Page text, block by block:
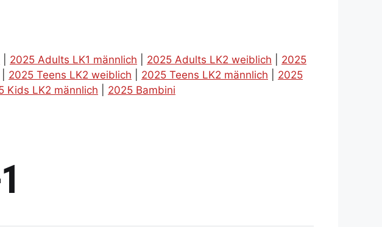
2025 Adults LK1 männlich 2025 Adults LK2 weiblich
2025
2025 Teens LK2 weiblich 2025 Teens LK2 männlich
2025
Kids LK2 männlich 2025 Bambini